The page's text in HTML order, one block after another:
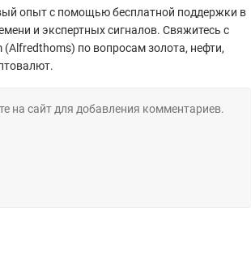
опыт с помощью бесплатной поддержки в
и экспертных сигналов. Свяжитесь с
по вопросам золота, нефти,